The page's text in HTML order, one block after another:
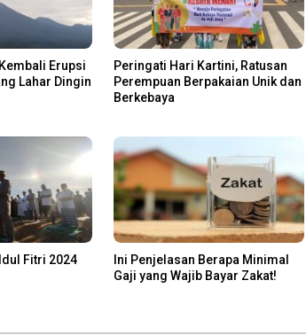
Erupsi
Lahar Dingin
Peringati Hari Kartini, Ratusan
Perempuan Berpakaian Unik dan
Berkebaya
Fitri 2024
Ini Penjelasan Berapa Minimal
Gaji yang Wajib Bayar Zakat!